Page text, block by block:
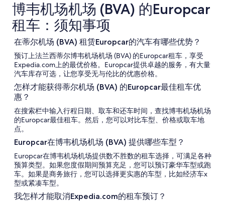
博韦机场机场 (BVA) 的Europcar
租车：须知事项
在蒂尔机场 (BVA) 租赁Europcar的汽车有哪些优势？
预订上法兰西蒂尔博韦机场机场 (BVA) 的Europcar租车，享受
Expedia.com上的最优价格。Europcar提供卓越的服务，有大量
汽车库存可选，让您享受无与伦比的优惠价格。
怎样才能获得蒂尔机场 (BVA) 的Europcar最佳租车优
惠？
在搜索栏中输入行程日期、取车和还车时间，查找博韦机场机场
的Europcar最佳租车。然后，您可以对比车型、价格或取车地
点。
Europcar在博韦机场机场 (BVA) 提供哪些车型？
Europcar在博韦机场机场提供数不胜数的租车选择，可满足各种
预算类型。如果您度假期间预算充足，您可以预订豪华车型或跑
车。如果是商务旅行，您可以选择更实惠的车型，比如经济车x
型或紧凑车型。
我怎样才能取消Expedia.com的租车预订？